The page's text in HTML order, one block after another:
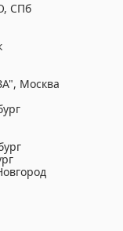
СПб
Москва